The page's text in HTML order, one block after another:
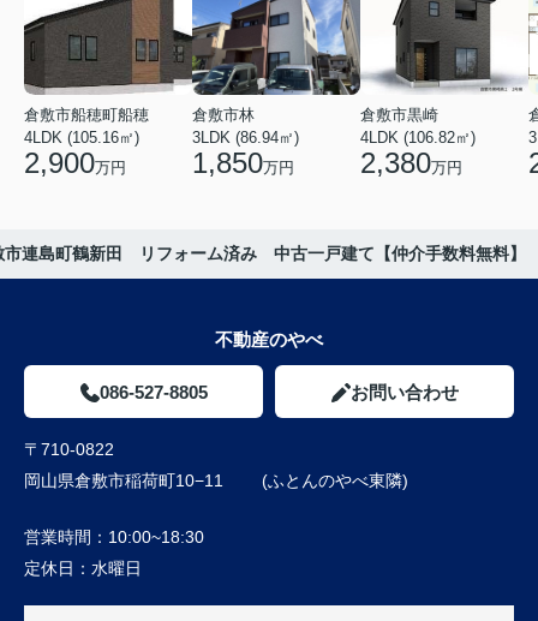
倉敷市船穂町船穂
4LDK (105.16㎡)
2,900万円
倉敷市林
3LDK (86.94㎡)
1,850万円
倉敷市黒崎
4LDK (106.82㎡)
2,380万円
市連島町鶴新田 リフォーム済み 中古一戸建て【仲介手数料無料】
不動産のやべ
086-527-8805 お問い合わせ
〒710-0822
岡山県倉敷市稲荷町10−11 (ふとんのやべ東隣)
営業時間： 10:00~18:30
定休日： 水曜日